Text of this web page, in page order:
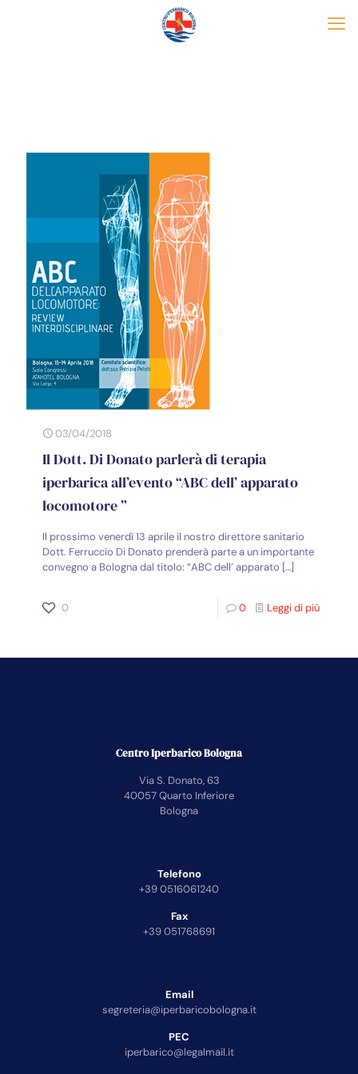
03/04/2018
Il Dott. Di Donato parlerà di terapia
iperbarica all’evento “ABC dell’ apparato
locomotore ”
Il prossimo venerdì 13 aprile il nostro direttore sanitario
Dott. Ferruccio Di Donato prenderà parte a un importante
convegno a Bologna dal titolo: “ABC dell’ apparato […]
0 0 Leggi di più
Centro Iperbarico Bologna
Via S. Donato, 63
40057 Quarto Inferiore
Bologna
Telefono
+39 0516061240
Fax
+39 051768691
Email
segreteria@iperbaricobologna.it
PEC
iperbarico@legalmail.it